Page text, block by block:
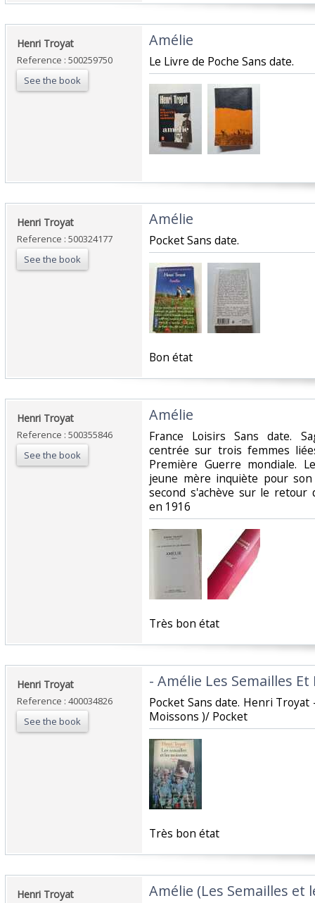
‎Henri Troyat‎
Reference : 500259750
See the book
‎Amélie‎
‎Le Livre de Poche Sans date.‎
‎Henri Troyat‎
Reference : 500324177
See the book
‎Amélie‎
‎Pocket Sans date.‎
‎Bon état‎
‎Henri Troyat‎
Reference : 500355846
See the book
‎Amélie‎
‎France Loisirs Sans date.
centrée sur trois femmes
Première Guerre mondiale.
jeune mère inquiète pour
second s'achève sur le
en 1916‎
‎Très bon état‎
‎Henri Troyat‎
Reference : 400034826
See the book
‎- Amélie Les Semailles
‎Pocket Sans date. Henri Troyat
Moissons )/ Pocket‎
‎Très bon état‎
‎Henri Troyat‎ ‎Amélie (Les Semailles et